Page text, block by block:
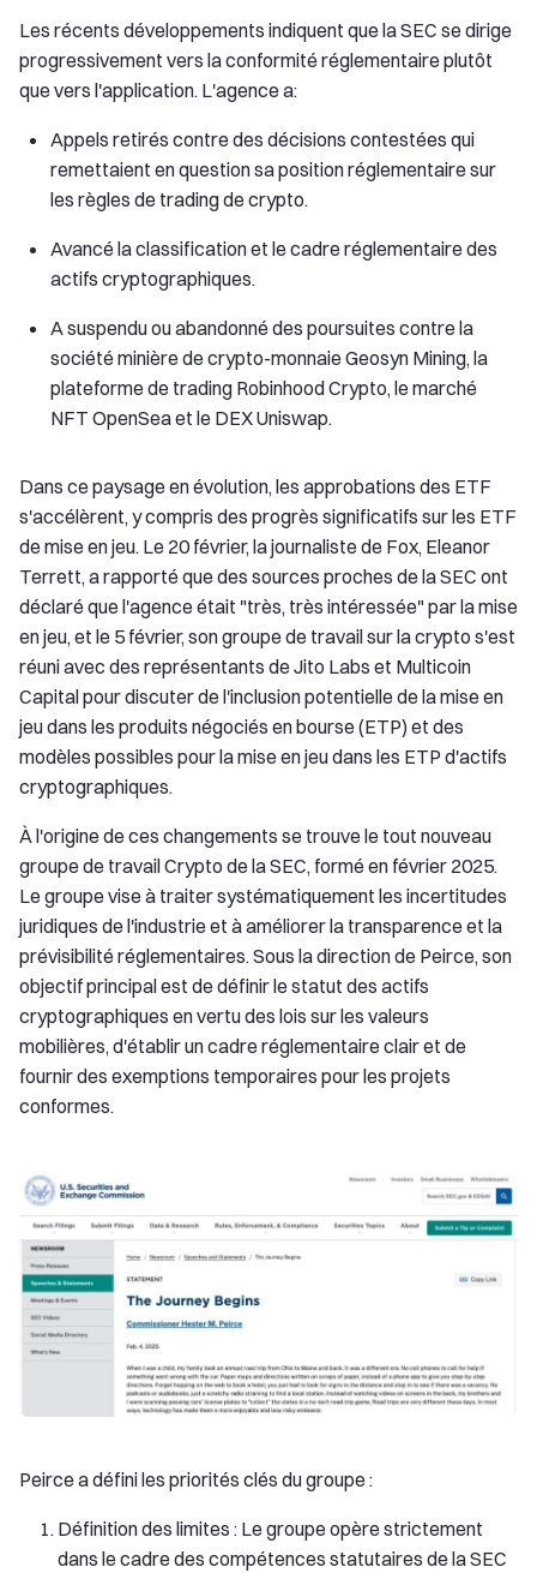
Les récents développements indiquent que la SEC se dirige
progressivement vers la conformité réglementaire plutôt
que vers l'application. L'agence a:
Appels retirés contre des décisions contestées qui
remettaient en question sa position réglementaire sur
les règles de trading de crypto.
Avancé la classification et le cadre réglementaire des
actifs cryptographiques.
A suspendu ou abandonné des poursuites contre la
société minière de crypto-monnaie Geosyn Mining, la
plateforme de trading Robinhood Crypto, le marché
NFT OpenSea et le DEX Uniswap.
Dans ce paysage en évolution, les approbations des ETF
s'accélèrent, y compris des progrès significatifs sur les ETF
de mise en jeu. Le 20 février, la journaliste de Fox, Eleanor
Terrett, a rapporté que des sources proches de la SEC ont
déclaré que l'agence était "très, très intéressée" par la mise
en jeu, et le 5 février, son groupe de travail sur la crypto s'est
réuni avec des représentants de Jito Labs et Multicoin
Capital pour discuter de l'inclusion potentielle de la mise en
jeu dans les produits négociés en bourse (ETP) et des
modèles possibles pour la mise en jeu dans les ETP d'actifs
cryptographiques.
À l'origine de ces changements se trouve le tout nouveau
groupe de travail Crypto de la SEC, formé en février 2025.
Le groupe vise à traiter systématiquement les incertitudes
juridiques de l'industrie et à améliorer la transparence et la
prévisibilité réglementaires. Sous la direction de Peirce, son
objectif principal est de définir le statut des actifs
cryptographiques en vertu des lois sur les valeurs
mobilières, d'établir un cadre réglementaire clair et de
fournir des exemptions temporaires pour les projets
conformes.
Peirce a défini les priorités clés du groupe :
Définition des limites : Le groupe opère strictement
dans le cadre des compétences statutaires de la SEC